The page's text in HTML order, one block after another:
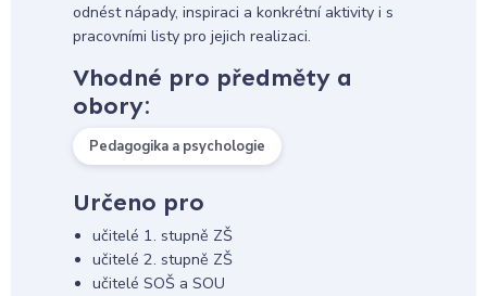
odnést nápady, inspiraci a konkrétní aktivity i s
pracovními listy pro jejich realizaci.
Vhodné pro předměty a
obory:
Pedagogika a psychologie
Určeno pro
učitelé 1. stupně ZŠ
učitelé 2. stupně ZŠ
učitelé SOŠ a SOU